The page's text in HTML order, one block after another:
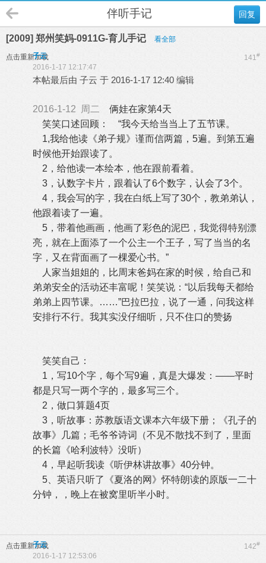
回复
伴听手记
[2009] 郑州笑妈-0911G-育儿手记 看全部
点击重新加载 141#
子云
2016-1-17 12:17:47
本帖最后由 子云 于 2016-1-17 12:40 编辑
2016-1-12 周二
俩娃在家第4天
笑笑口述回顾： “我今天给当当上了五节课。
1,我给他读《弟子规》谨而信两篇，5遍。到第五遍
时候他开始跟读了。
2，给他读一本绘本，他在跟前看着。
3，认数字卡片，跟着认了6个数字，认会了3个。
4，我会写的字，我在白纸上写了30个，教弟弟认，
他跟着读了一遍。
5，带着他画画，他画了彩色的泥巴，我觉得特别漂
亮，就在上面添了一个公主一个王子，写了当当的名
字，又在背面画了一棵爱心书。”
人家当姐姐的，比周末爸妈在家的时候，给自己和
弟弟安全的活动还丰富呢！笑笑说：“以后我每天都给
弟弟上四节课。……”巴拉巴拉，说了一通，问我这样
安排行不行。我其实没仔细听，只不住口的赞扬
笑笑自己：
1，写10个字，每个写9遍， 真是大爆发：——平时
都是只写一两个字的，最多写三个。
2，做口算题4页
3，听故事：苏教版语文课本六年级下册；《孔子的
故事》几篇；毛爷爷诗词（不见不散找不到了，里面
的长篇《哈利波特》没听）
4，早起听我读《听伊林讲故事》40分钟。
5、 英语只听了《夏洛的网》怀特朗读的原版一二十
分钟，，晚上在被窝里听半小时。
点击重新加载 142#
子云
2016-1-17 12:53:06